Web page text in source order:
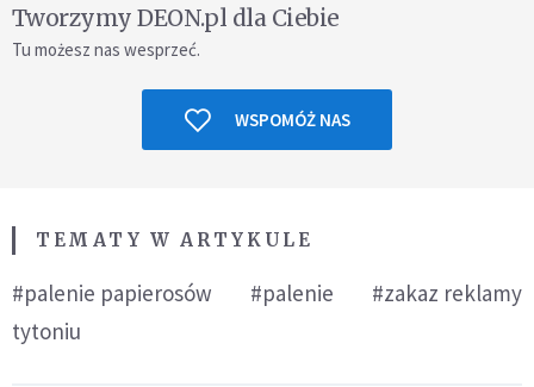
Tworzymy DEON.pl dla Ciebie
Tu możesz nas wesprzeć.
WSPOMÓŻ NAS
TEMATY W ARTYKULE
#palenie papierosów #palenie
#zakaz reklamy
tytoniu